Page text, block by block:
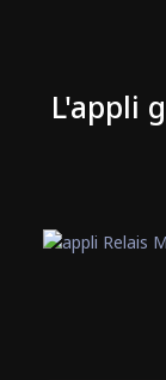
L'appli